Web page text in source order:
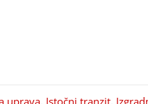
uprava, Istočni tranzit,